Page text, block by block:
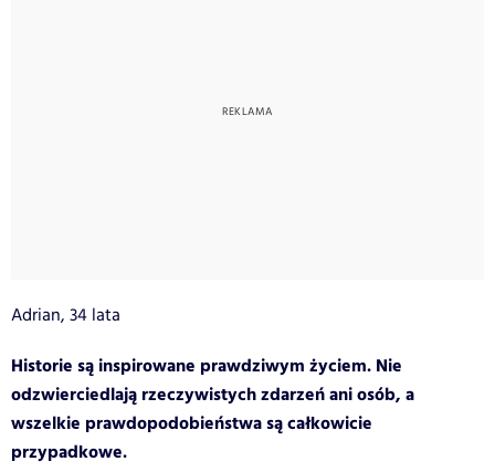
Adrian, 34 lata
Historie są inspirowane prawdziwym życiem. Nie
odzwierciedlają rzeczywistych zdarzeń ani osób, a
wszelkie prawdopodobieństwa są całkowicie
przypadkowe.